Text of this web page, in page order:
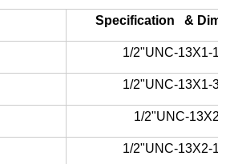
Specification &
1/2"UNC-13X1-1/
1/2"UNC-13X1-3/
1/2"UNC-13X2"
1/2"UNC-13X2-1/